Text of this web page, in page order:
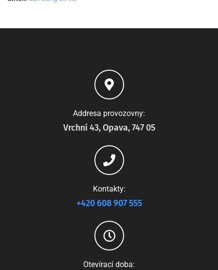
Addresa provozovny:
Vrchní 43, Opava, 747 05
Kontakty:
+420 608 907 555
Otevírací doba: